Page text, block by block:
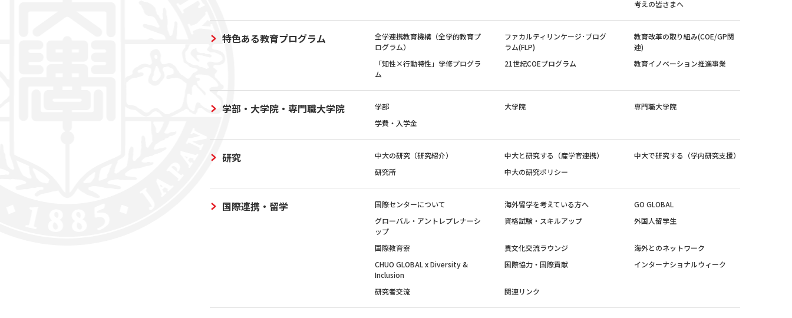
考えの皆さまへ
特色ある教育プログラム
全学連携教育機構（全学的教育プ
ログラム）
ファカルティリンケージ･プログ
ラム(FLP)
教育改革の取り組み(COE/GP関
連)
「知性×行動特性」学修プログラ
ム
21世紀COEプログラム 教育イノベーション推進事業
学部・大学院・専門職大学院 学部 大学院
専門職大学院
学費・入学金
研究 中大の研究（研究紹介） 中大と研究する（産学官連携）
中大で研究する（学内研究支援）
研究所
中大の研究ポリシー
国際連携・留学 国際センターについて 海外留学を考えている方へ
GO GLOBAL
グローバル・アントレプレナーシ
ップ
資格試験・スキルアップ 外国人留学生
国際教育寮 異文化交流ラウンジ
海外とのネットワーク
CHUO GLOBAL x Diversity &
Inclusion
国際協力・国際貢献 インターナショナルウィーク
研究者交流 関連リンク